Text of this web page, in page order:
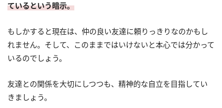
ているという暗示。
もしかすると現在は、仲の良い友達に頼りっきりなのかもし
れません。そして、このままではいけないと本心では分かって
いるのでしょう。
友達との関係を大切にしつつも、精神的な自立を目指してい
きましょう。